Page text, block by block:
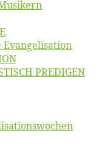
Evangelisation
PREDIGEN